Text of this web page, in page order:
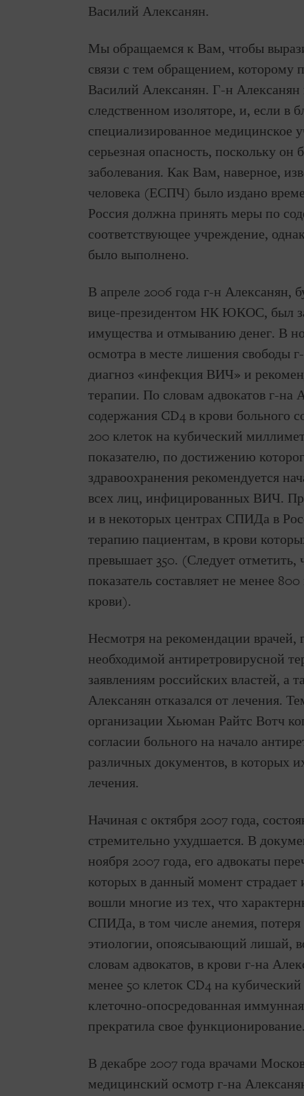
Василий Алексанян.
Мы обращаемся к Вам, чтобы
связи с тем обращением, которому
Василий Алексанян. Г-н
следственном изоляторе, и, если в
специализированное медицинское
серьезная опасность, поскольку
заболевания. Как Вам, наверное,
человека (ЕСПЧ) было издано
Россия должна принять меры по
соответствующее учреждение,
было выполнено.
В апреле 2006 года г-н Алексанян,
вице-президентом НК ЮКОС, был
имущества и отмыванию денег. В
осмотра в месте лишения свободы
диагноз «инфекция ВИЧ» и
терапии. По словам адвокатов г-на
содержания CD4 в крови больного
200 клеток на кубический
показателю, по достижению
здравоохранения рекомендуется
всех лиц, инфицированных ВИЧ.
и в некоторых центрах СПИДа в
терапию пациентам, в крови
превышает 350. (Следует отметить,
показатель составляет не менее
крови).
Несмотря на рекомендации
необходимой антиретровирусной
заявлениям российских властей,
Алексанян отказался от лечения.
организации Хьюман Райтс Вотч
согласии больного на начало
различных документов, в которых
лечения.
Начиная с октября 2007 года,
стремительно ухудшается. В
ноября 2007 года, его адвокаты
которых в данный момент страдает
вошли многие из тех, что
СПИДа, в том числе анемия, потеря
этиологии, опоясывающий лишай,
словам адвокатов, в крови г-на
менее 50 клеток CD4 на
клеточно-опосредованная
прекратила свое функционирование.
В декабре 2007 года врачами
медицинский осмотр г-на